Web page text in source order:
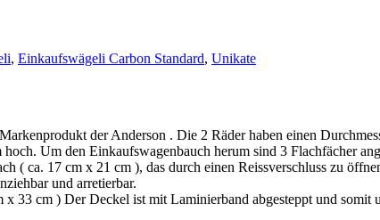
, Einkaufswägeli Carbon Standard, Unikate
der Anderson . Die 2 Räder haben einen
Um den Einkaufswagenbauch herum sind 3 Flachfächer
( ca. 17 cm x 21 cm ), das durch einen Reissverschluss zu
und arretierbar.
33 cm ) Der Deckel ist mit Laminierband abgesteppt und somit